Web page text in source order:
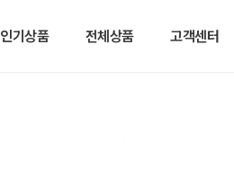
인기상품 전체상품 고객센터